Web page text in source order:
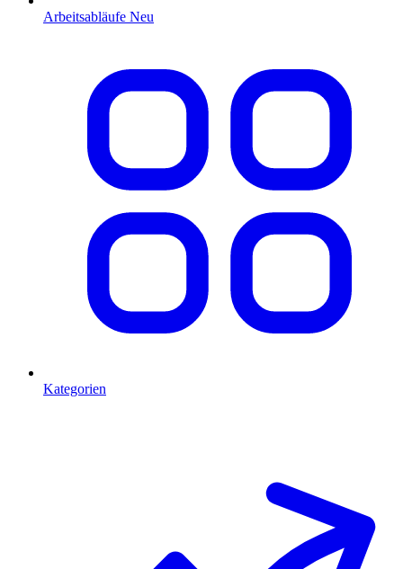
Arbeitsabläufe Neu
Kategorien